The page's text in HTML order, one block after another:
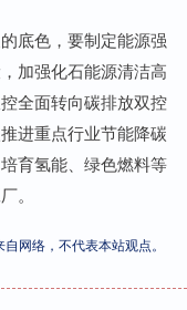
底色，要制定能源强
加强化石能源清洁高
全面转向碳排放双控
进重点行业节能降碳
育氢能、绿色燃料等
。
网络，不代表本站观点。